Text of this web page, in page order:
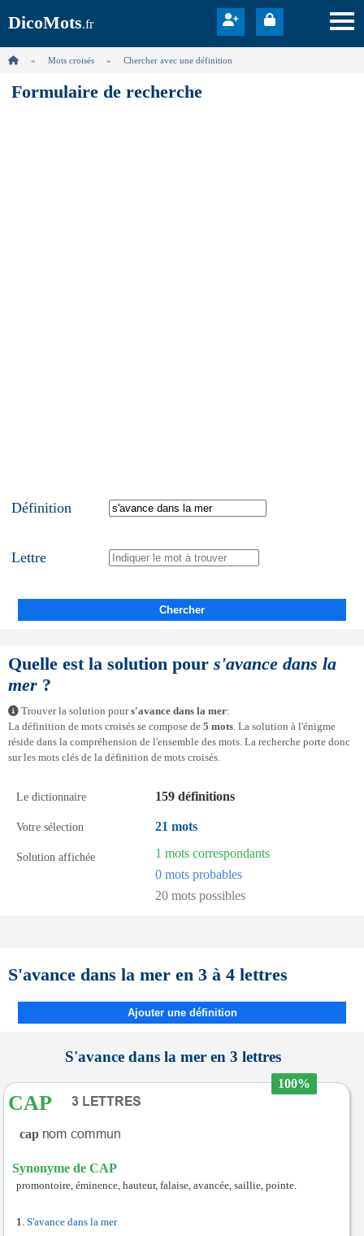
DicoMots.fr
Mots croisés Chercher avec une définition
Formulaire de recherche
Définition
Lettre
Chercher
Quelle est la solution pour s'avance dans la
mer ?
Trouver la solution pours'avance dans la mer:
La définition de mots croisés se compose de 5 mots. La solution à l'énigme
réside dans la compréhension de l'ensemble des mots. La recherche porte donc
sur les mots clés de la définition de mots croisés.
Le dictionnaire 159 définitions
Votre sélection 21 mots
Solution affichée
1 mots correspondants
0 mots probables
20 mots possibles
S'avance dans la mer en 3 à 4 lettres
Ajouter une définition
S'avance dans la mer en 3 lettres
100%
CAP
cap
Synonyme de CAP
promontoire, éminence, hauteur, falaise, avancée, saillie, pointe.
S'avance dans la mer